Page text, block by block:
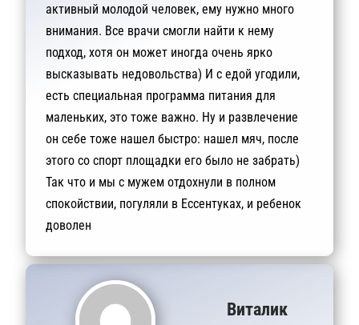
активный молодой человек, ему нужно много
внимания. Все врачи смогли найти к нему
подход, хотя он может иногда очень ярко
высказывать недовольства) И с едой угодили,
есть специальная программа питания для
маленьких, это тоже важно. Ну и развлечение
он себе тоже нашел быстро: нашел мяч, после
этого со спорт площадки его было не забрать)
Так что и мы с мужем отдохнули в полном
спокойствии, погуляли в Ессентуках, и ребенок
доволен
Виталик